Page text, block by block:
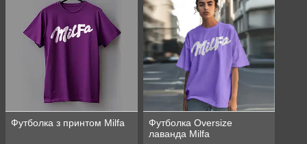
Футболка з принтом Milfa
Футболка Oversize
лаванда Milfa